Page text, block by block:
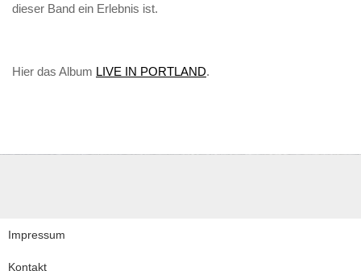
dieser Band ein Erlebnis ist.
Hier das Album LIVE IN PORTLAND.
Impressum
Kontakt